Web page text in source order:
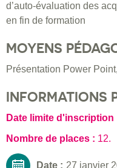
d’auto-évaluation des
en fin de formation
MOYENS
Présentation Power
INFORMATIONS
Date limite d'inscription
Nombre de places : 12.
Date : 27 janvier